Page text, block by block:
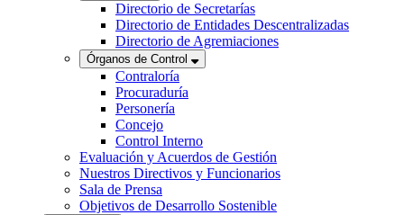
Directorio de Secretarías
Directorio de Entidades Descentralizadas
Directorio de Agremiaciones
Órganos de Control
Contraloría
Procuraduría
Personería
Concejo
Control Interno
Evaluación y Acuerdos de Gestión
Nuestros Directivos y Funcionarios
Sala de Prensa
Objetivos de Desarrollo Sostenible